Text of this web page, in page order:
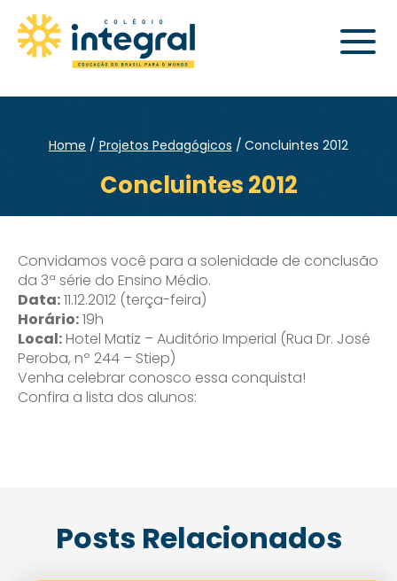
Home Projetos Pedagógicos Concluintes 2012
Concluintes 2012
Convidamos você para a solenidade de conclusão
da 3ª série do Ensino Médio.
Data:11.12.2012 (terça-feira)
Horário:19h
Local: Hotel Matiz – Auditório Imperial (Rua Dr. José
Peroba, nº 244 – Stiep)
Venha celebrar conosco essa conquista!
Confira a lista dos alunos:
Posts Relacionados